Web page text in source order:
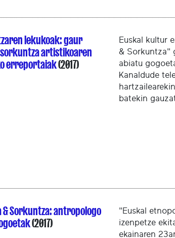
lekukoak: gaur
artistikoaren
erreportaiak(2017)
Euskal kultur
& Sorkuntza"
abiatu
Kanaldude
batekin
& Sorkuntza: antropologo
(2017)
"Euskal
izenpetze
ekainaren